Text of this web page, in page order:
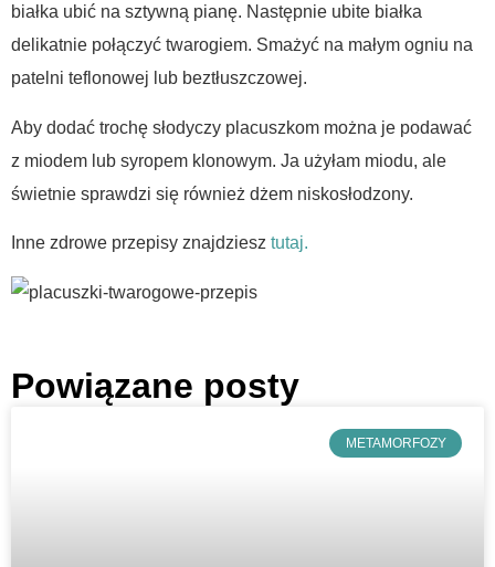
białka ubić na sztywną pianę. Następnie ubite białka
delikatnie połączyć twarogiem. Smażyć na małym ogniu na
patelni teflonowej lub beztłuszczowej.
Aby dodać trochę słodyczy placuszkom można je podawać
z miodem lub syropem klonowym. Ja użyłam miodu, ale
świetnie sprawdzi się również dżem niskosłodzony.
Inne zdrowe przepisy znajdziesz tutaj.
Powiązane posty
METAMORFOZY